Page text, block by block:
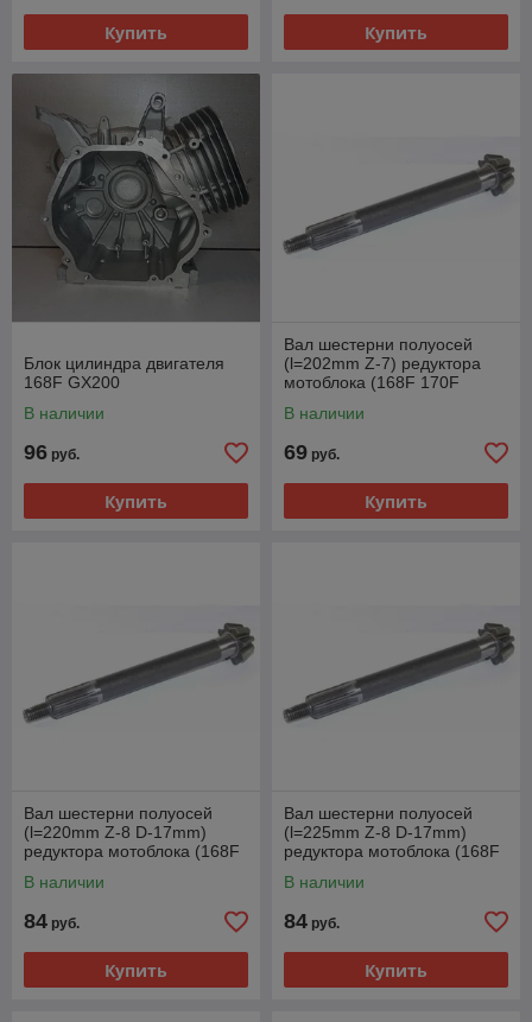
Купить Купить
Блок цилиндра двигателя
168F GX200
В наличии
96 руб.
Купить
Вал шестерни полуосей
(l=202mm Z-7) редуктора
мотоблока (168F 170F
В наличии
69 руб.
Купить
Вал шестерни полуосей
(l=220mm Z-8 D-17mm)
редуктора мотоблока (168F
В наличии
84 руб.
Купить
Вал шестерни полуосей
(l=225mm Z-8 D-17mm)
редуктора мотоблока (168F
В наличии
84 руб.
Купить